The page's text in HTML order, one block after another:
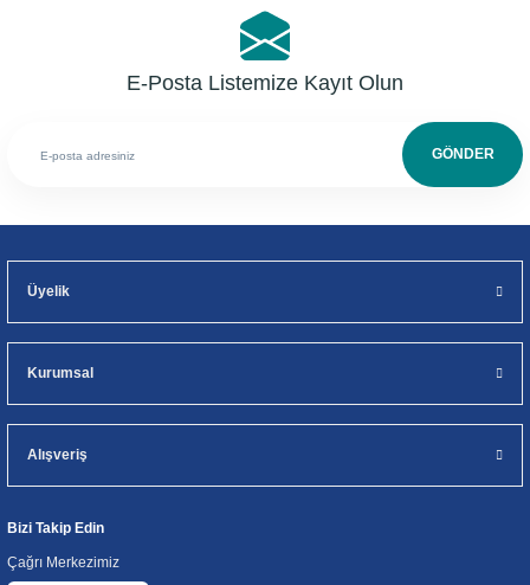
E-Posta Listemize Kayıt Olun
GÖNDER
Üyelik
Kurumsal
Alışveriş
Bizi Takip Edin
Çağrı Merkezimiz